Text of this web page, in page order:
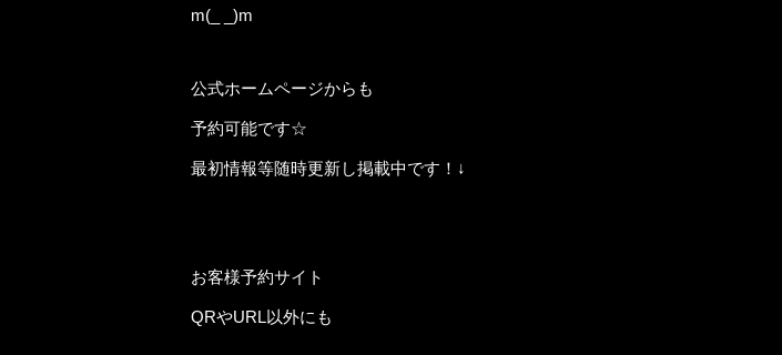
m(_ _)m
公式ホームページからも
予約可能です☆
最初情報等随時更新し掲載中です！↓
お客様予約サイト
QRやURL以外にも